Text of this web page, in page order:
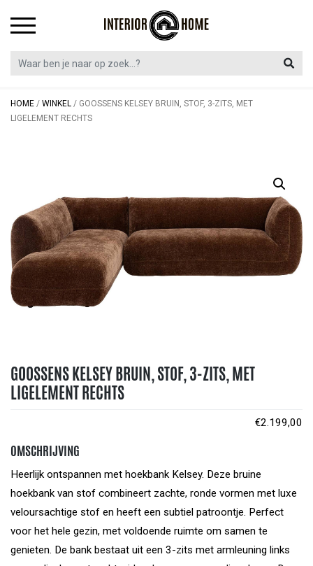
HOME / WINKEL / GOOSSENS KELSEY BRUIN, STOF, 3-ZITS, MET
LIGELEMENT RECHTS
GOOSSENS KELSEY BRUIN, STOF, 3-ZITS, MET
LIGELEMENT RECHTS
€2.199,00
OMSCHRIJVING
Heerlijk ontspannen met hoekbank Kelsey. Deze bruine
hoekbank van stof combineert zachte, ronde vormen met luxe
veloursachtige stof en heeft een subtiel patroontje. Perfect
voor het hele gezin, met voldoende ruimte om samen te
genieten. De bank bestaat uit een 3-zits met armleuning links